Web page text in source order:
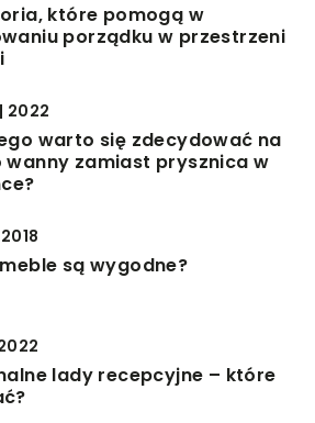
które pomogą w
porządku w przestrzeni
2022
warto się zdecydować na
wanny zamiast prysznica w
są wygodne?
lady recepcyjne – które